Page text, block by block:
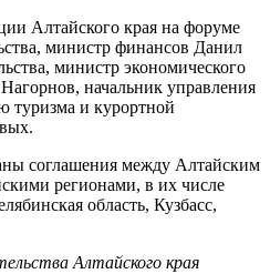
Алтайского края на форуме
министр финансов Данил
министр экономического
начальник управления
туризма и курортной
соглашения между Алтайским
регионами, в их числе
область, Кузбасс,
Алтайского края